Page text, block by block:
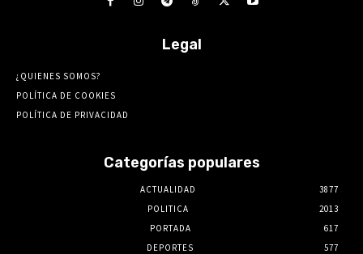
Legal
¿QUIENES SOMOS?
POLÍTICA DE COOKIES
POLÍTICA DE PRIVACIDAD
Categorías populares
ACTUALIDAD
3877
POLITICA
2013
PORTADA
617
DEPORTES
577